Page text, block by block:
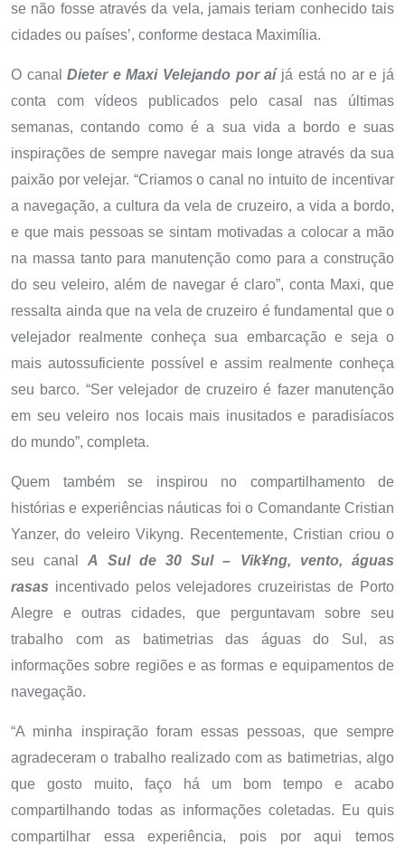
se não fosse através da vela, jamais teriam conhecido tais
cidades ou países’, conforme destaca Maximília.
O canalDieter e Maxi Velejando por aí já está no ar e já
conta com vídeos publicados pelo casal nas últimas
semanas, contando como é a sua vida a bordo e suas
inspirações de sempre navegar mais longe através da sua
paixão por velejar. “Criamos o canal no intuito de incentivar
a navegação, a cultura da vela de cruzeiro, a vida a bordo,
e que mais pessoas se sintam motivadas a colocar a mão
na massa tanto para manutenção como para a construção
do seu veleiro, além de navegar é claro”, conta Maxi, que
ressalta ainda que na vela de cruzeiro é fundamental que o
velejador realmente conheça sua embarcação e seja o
mais autossuficiente possível e assim realmente conheça
seu barco. “Ser velejador de cruzeiro é fazer manutenção
em seu veleiro nos locais mais inusitados e paradisíacos
do mundo”, completa.
Quem também se inspirou no compartilhamento de
histórias e experiências náuticas foi o Comandante Cristian
Yanzer, do veleiro Vikyng. Recentemente, Cristian criou o
seu canalA Sul de 30 Sul – Vik¥ng, vento, águas
rasas incentivado pelos velejadores cruzeiristas de Porto
Alegre e outras cidades, que perguntavam sobre seu
trabalho com as batimetrias das águas do Sul, as
informações sobre regiões e as formas e equipamentos de
navegação.
“A minha inspiração foram essas pessoas, que sempre
agradeceram o trabalho realizado com as batimetrias, algo
que gosto muito, faço há um bom tempo e acabo
compartilhando todas as informações coletadas. Eu quis
compartilhar essa experiência, pois por aqui temos